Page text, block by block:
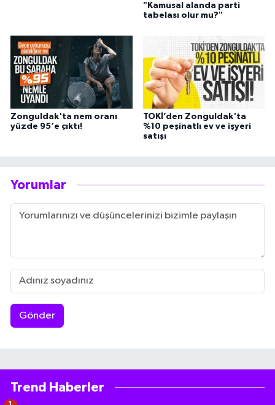
"Kamusal alanda parti
tabelası olur mu?"
Zonguldak'ta nem oranı
yüzde 95'e çıktı!
TOKİ’den Zonguldak'ta
%10 peşinatlı ev ve işyeri
satışı
Yorumlar
Gönder
Trend Haberler